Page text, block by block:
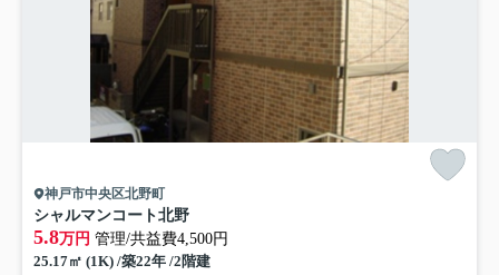
神戸市中央区北野町
シャルマンコート北野
5.8万円 管理/共益費4,500円
25.17㎡ (1K) /築22年 /2階建